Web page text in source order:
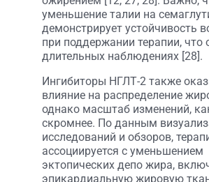
уменьшение талии на
демонстрирует устойчивость
при поддержании терапии, что
длительных наблюдениях [28].
Ингибиторы НГЛТ-2 также
влияние на распределение
однако масштаб изменений,
скромнее. По данным
исследований и обзоров,
ассоциируется с уменьшением
эктопических депо жира,
эпикардиальную жировую